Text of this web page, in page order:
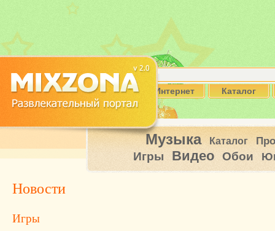
Интернет Каталог
Музыка Каталог
Игры Видео Обои
Новости
Игры